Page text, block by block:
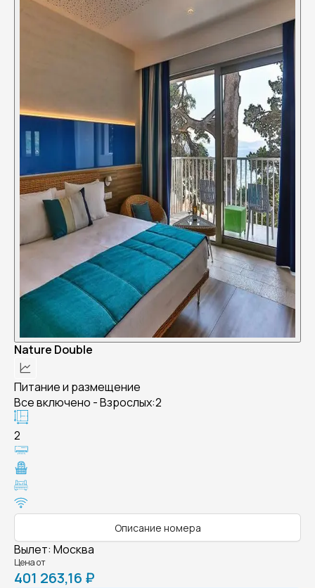
Nature Double
Питание и размещение
Все включено - Взрослых:2
2
Описание номера
Вылет: Москва
Цена от
401 263,16 ₽